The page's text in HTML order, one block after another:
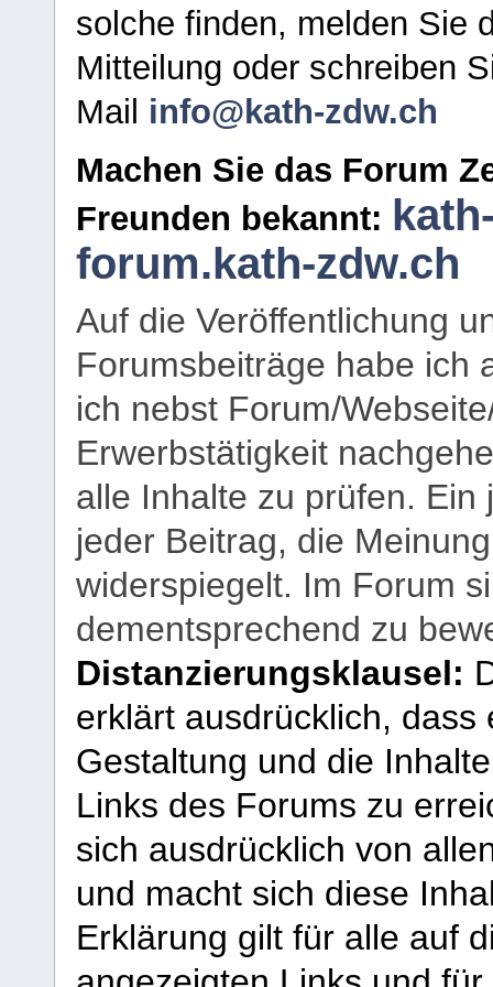
solche finden, melden Sie
Mitteilung oder schreiben
Mail info@kath-zdw.ch
Machen Sie das Forum
Freunden bekannt:
forum.kath-zdw.ch
Auf die Veröffentlichung
Forumsbeiträge habe ich
ich nebst Forum/
Erwerbstätigkeit
alle Inhalte zu prüfen.
jeder Beitrag, die
widerspiegelt. Im Forum
dementsprechend zu
Distanzierungsklausel:
erklärt ausdrücklich,
Gestaltung und die
Links des Forums zu
sich ausdrücklich von
und macht sich diese
Erklärung gilt für alle auf